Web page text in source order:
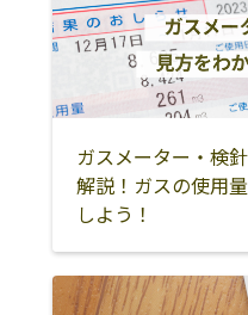
中部ガス設備株
503-
本今
棚橋プロパン
503-
荒尾
大垣食糧株式会
503-
大屋商店有限会
503-
新田
加茂郡七宗町
加茂
加茂郡東白川村
可児
中津川市
瑞浪
土岐市
高山
下呂市
ガスメーター・検
解説！ガスの使用
しよう！